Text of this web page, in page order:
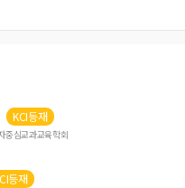
KCI등재
중심교과교육학회
등재